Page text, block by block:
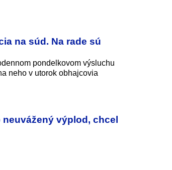
na súd. Na rade sú
pondelkovom výsluchu
neho v utorok obhajcovia
výplod, chcel